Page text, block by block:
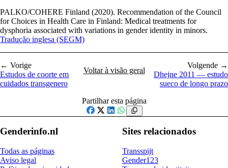
PALKO/COHERE Finland (2020). Recommendation of the Council
for Choices in Health Care in Finland: Medical treatments for
dysphoria associated with variations in gender identity in minors.
Tradução inglesa (SEGM)
← Vorige
Estudos de coorte em
cuidados transgenero
Voltar à visão geral
Volgende →
Dhejne 2011 — estudo
sueco de longo prazo
Partilhar esta página
Facebook
X LinkedIn
WhatsApp
Genderinfo.nl
Todas as páginas
Aviso legal
Sites relacionados
Transspijt
Gender123